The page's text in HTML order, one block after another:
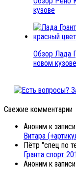
кузове
Обзор Лада
новом кузове
Свежие комментарии
Аноним к записи
Витара
Пётр "спец по
Гранта спорт
Аноним к записи